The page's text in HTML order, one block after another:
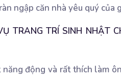
ngập căn nhà yêu quý của
TRANG TRÍ SINH NHẬT
động và rất thích làm